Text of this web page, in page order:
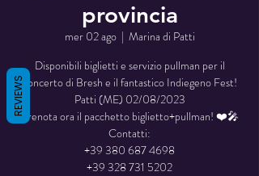
provincia
mer 02 ago
  |
Marina di Patti
Disponibili biglietti e servizio pullman per il
concerto di Bresh e il fantastico Indiegeno Fest!
Patti (ME) 02/08/2023
Prenota ora il pacchetto biglietto+pullman! ❤️🎤
Contatti:
+39 380 687 4698
+39 328 731 5202
REVIEWS